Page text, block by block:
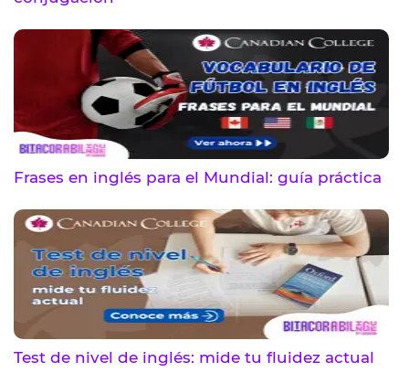
Frases en inglés para el Mundial: guía práctica
Test de nivel de inglés: mide tu fluidez actual